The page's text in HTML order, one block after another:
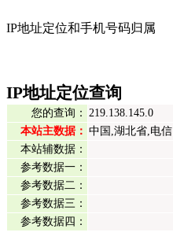
IP地址定位和手机号码归属
IP地址定位查询
您的查询： 219.138.145.0
本站主数据： 中国,湖北省,电信
本站辅数据：
参考数据一：
参考数据二：
参考数据三：
参考数据四：